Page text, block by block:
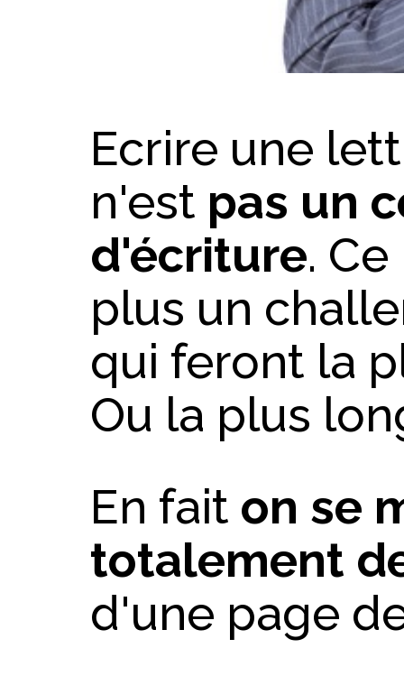
Ecrire une
n'est pas un
d'écriture.
plus un
qui feront la
Ou la plus
En fait on se
totalement
d'une page